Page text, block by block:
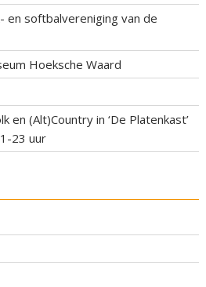
en softbalvereniging van de
Hoeksche Waard
en (Alt)Country in ‘De Platenkast’
23 uur